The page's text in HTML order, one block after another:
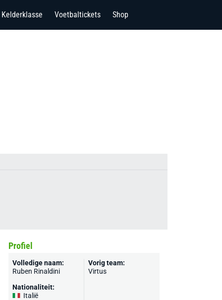
Kelderklasse Voetbaltickets Shop
Profiel
Volledige naam:
Ruben Rinaldini
Nationaliteit:
Italië
Vorig team:
Virtus